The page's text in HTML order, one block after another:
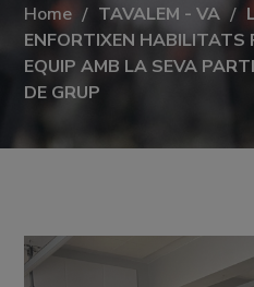
Home TAVALEM - VA
ENFORTIXEN HABILITATS
EQUIP AMB LA SEVA
DE GRUP